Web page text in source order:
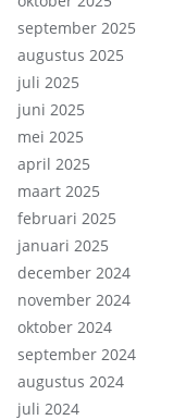
september 2025
augustus 2025
juli 2025
juni 2025
mei 2025
april 2025
maart 2025
februari 2025
januari 2025
december 2024
november 2024
oktober 2024
september 2024
augustus 2024
juli 2024